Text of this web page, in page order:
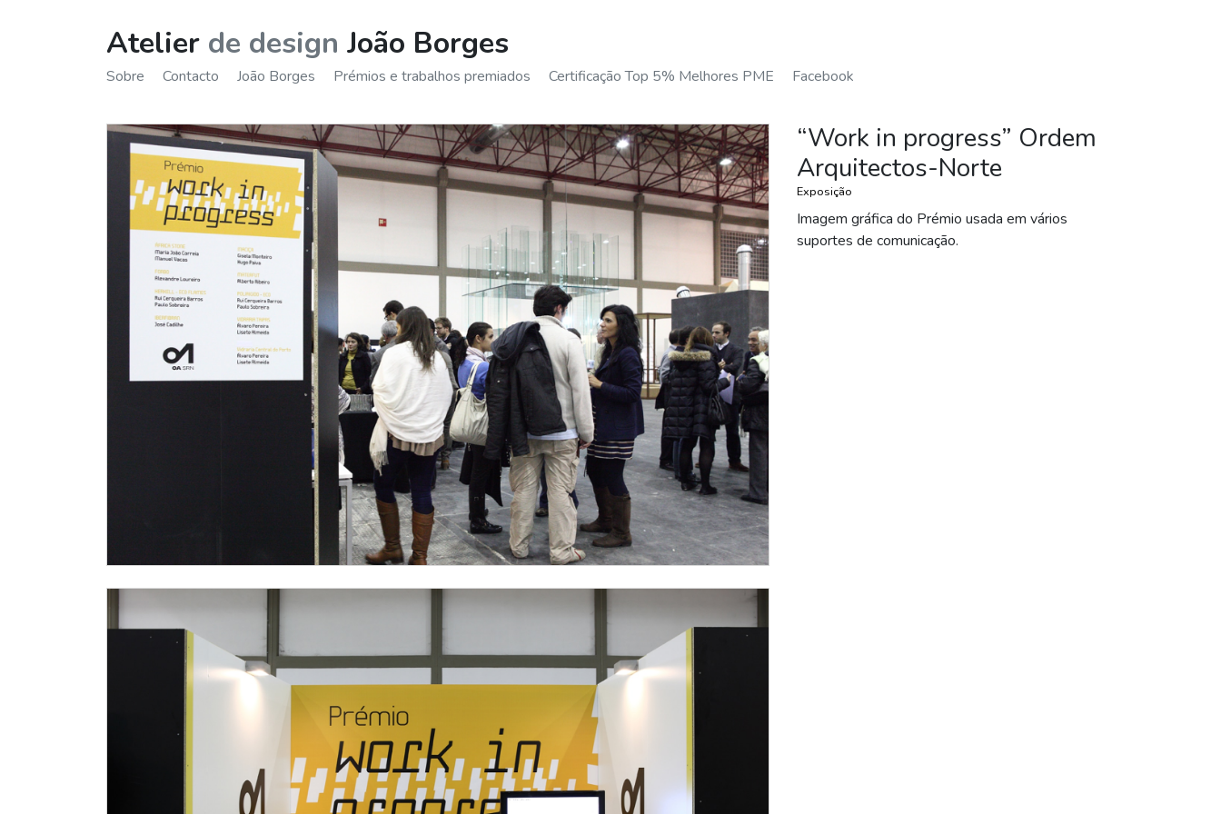
Atelier de design João Borges
Sobre Contacto João Borges Prémios e trabalhos premiados Certificação Top 5% Melhores PME Facebook
“Work in progress” Ordem
Arquitectos-Norte
Exposição
Imagem gráfica do Prémio usada em vários
suportes de comunicação.